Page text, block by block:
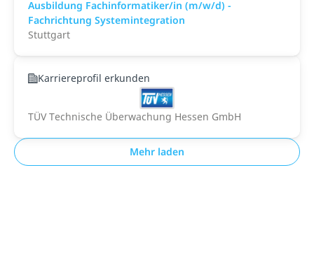
Ausbildung Fachinformatiker/in (m/w/d) -
Fachrichtung Systemintegration
Stuttgart
Karriereprofil erkunden
TÜV Technische Überwachung Hessen GmbH
Mehr laden